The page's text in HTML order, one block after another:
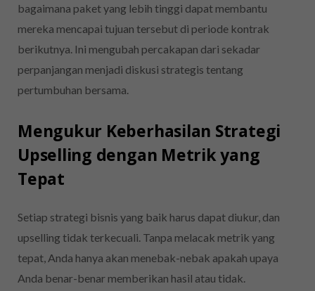
bagaimana paket yang lebih tinggi dapat membantu
mereka mencapai tujuan tersebut di periode kontrak
berikutnya. Ini mengubah percakapan dari sekadar
perpanjangan menjadi diskusi strategis tentang
pertumbuhan bersama.
Mengukur Keberhasilan Strategi
Upselling dengan Metrik yang
Tepat
Setiap strategi bisnis yang baik harus dapat diukur, dan
upselling tidak terkecuali. Tanpa melacak metrik yang
tepat, Anda hanya akan menebak-nebak apakah upaya
Anda benar-benar memberikan hasil atau tidak.